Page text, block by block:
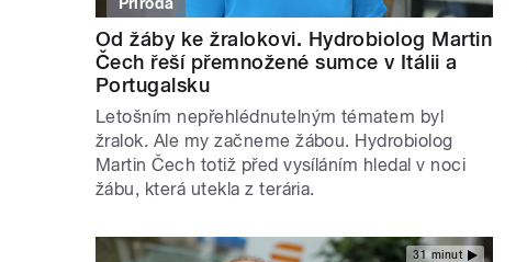
Od žáby ke žralokovi. Hydrobiolog Martin
Čech řeší přemnožené sumce v Itálii a
Portugalsku
Letošním nepřehlédnutelným tématem byl
žralok. Ale my začneme žábou. Hydrobiolog
Martin Čech totiž před vysíláním hledal v noci
žábu, která utekla z terária.
31 minut